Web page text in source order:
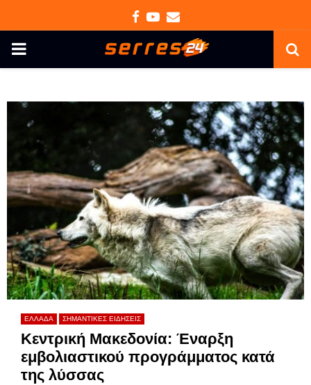
Facebook
Youtube
Email
PRIMARY
ΕΛΛΑΔΑ ΣΗΜΑΝΤΙΚΕΣ ΕΙΔΗΣΕΙΣ
Κεντρική Μακεδονία: Έναρξη
εμβολιαστικού προγράμματος κατά
της λύσσας